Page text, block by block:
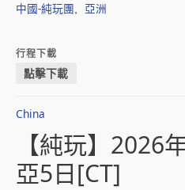
中國-純玩團, 亞洲
行程下載
點擊下載
China
【純玩】2026
亞5日[CT]